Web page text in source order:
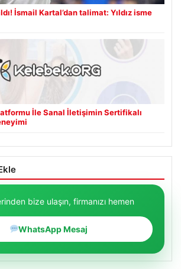
İsmail Kartal’dan talimat: Yıldız isme
İle Sanal İletişimin Sertifikalı
bize ulaşın, firmanızı hemen
WhatsApp Mesaj